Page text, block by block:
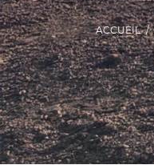
ACCUEIL